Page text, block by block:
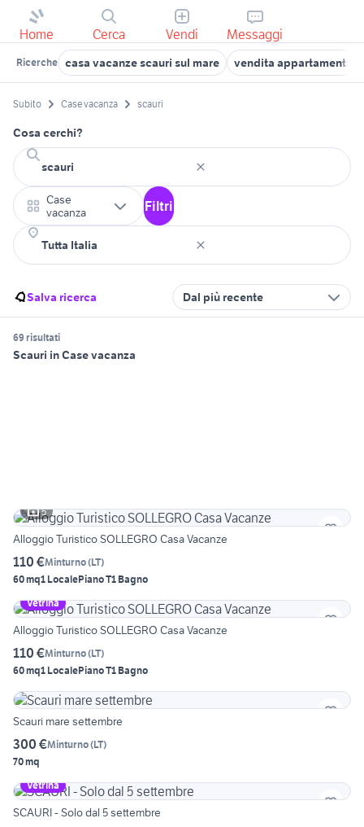
Home Cerca Vendi Messaggi
Ricerche casa vacanze scauri sul mare vendita appartamenti
Subito Case vacanza scauri
Cosa cerchi?
Case
vacanza
Filtri
Salva ricerca Dal più recente
69 risultati
Scauri in Case vacanza
5
Alloggio Turistico SOLLEGRO Casa Vacanze
110 €Minturno(LT)
60 mq1 LocalePiano T1 Bagno
Vetrina
Alloggio Turistico SOLLEGRO Casa Vacanze
110 €Minturno(LT)
60 mq1 LocalePiano T1 Bagno
Scauri mare settembre
300 €Minturno(LT)
70 mq
Vetrina
SCAURI - Solo dal 5 settembre